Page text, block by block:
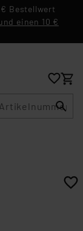
Bestellwert
einen 10 €